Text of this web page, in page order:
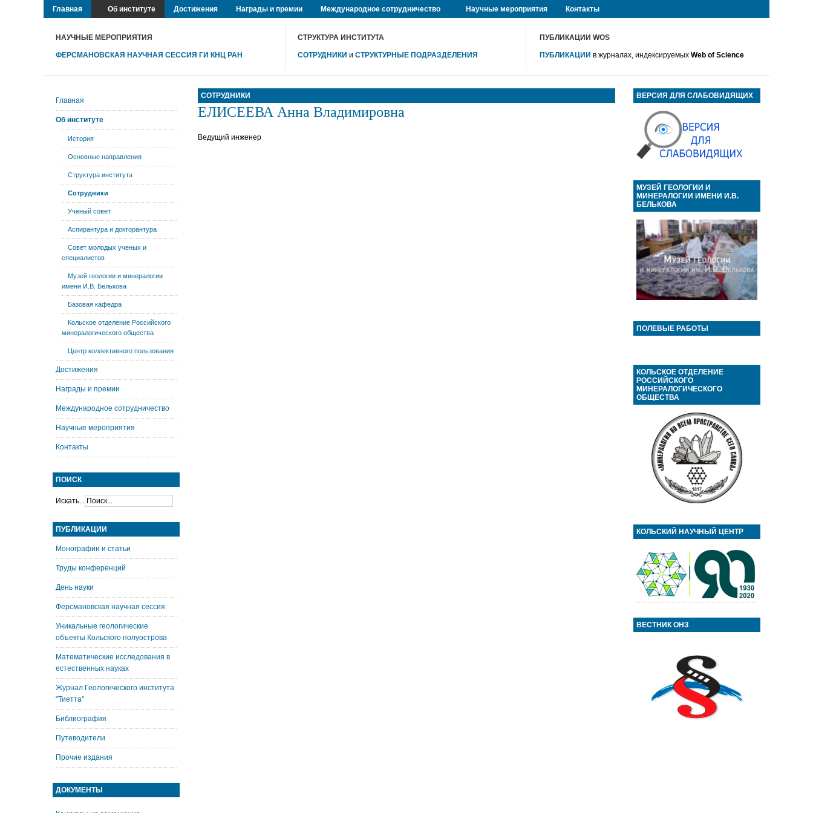
Главная Об институте Достижения Награды и премии Международное сотрудничество Научные мероприятия Контакты
НАУЧНЫЕ МЕРОПРИЯТИЯ
ФЕРСМАНОВСКАЯ НАУЧНАЯ СЕССИЯ ГИ КНЦ РАН
СТРУКТУРА ИНСТИТУТА
СОТРУДНИКИ и СТРУКТУРНЫЕ ПОДРАЗДЕЛЕНИЯ
ПУБЛИКАЦИИ WOS
ПУБЛИКАЦИИ в журналах, индексируемыхWeb of Science
СОТРУДНИКИ
ЕЛИСЕЕВА Анна Владимировна
Ведущий инженер
Главная
Об институте
История
Основные направления
Структура института
Сотрудники
Ученый совет
Аспирантура и докторантура
Совет молодых ученых и
специалистов
Музей геологии и минералогии
имени И.В. Белькова
Базовая кафедра
Кольское отделение Российского
минералогического общества
Центр коллективного пользования
Достижения
Награды и премии
Международное сотрудничество
Научные мероприятия
Контакты
ПОИСК
Искать...
ПУБЛИКАЦИИ
Монографии и статьи
Труды конференций
День науки
Ферсмановская научная сессия
Уникальные геологические
объекты Кольского полуострова
Математические исследования в
естественных науках
Журнал Геологического института
"Тиетта"
Библиография
Путеводители
Прочие издания
ДОКУМЕНТЫ
ВЕРСИЯ ДЛЯ СЛАБОВИДЯЩИХ
МУЗЕЙ ГЕОЛОГИИ И
МИНЕРАЛОГИИ ИМЕНИ И.В.
БЕЛЬКОВА
ПОЛЕВЫЕ РАБОТЫ
КОЛЬСКОЕ ОТДЕЛЕНИЕ
РОССИЙСКОГО
МИНЕРАЛОГИЧЕСКОГО
ОБЩЕСТВА
КОЛЬСКИЙ НАУЧНЫЙ ЦЕНТР
ВЕСТНИК ОНЗ